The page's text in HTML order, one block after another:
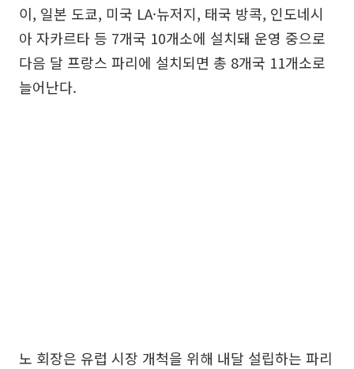
이, 일본 도쿄, 미국 LA·뉴저지, 태국 방콕, 인도네시
아 자카르타 등 7개국 10개소에 설치돼 운영 중으로
다음 달 프랑스 파리에 설치되면 총 8개국 11개소로
늘어난다.
노 회장은 유럽 시장 개척을 위해 내달 설립하는 파리